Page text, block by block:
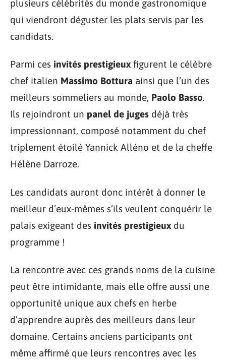
plusieurs célébrités du monde gastronomique
qui viendront déguster les plats servis par les
candidats.
Parmi ces invités prestigieux figurent le célèbre
chef italien Massimo Bottura ainsi que l’un des
meilleurs sommeliers au monde, Paolo Basso.
Ils rejoindront un panel de juges déjà très
impressionnant, composé notamment du chef
triplement étoilé Yannick Alléno et de la cheffe
Hélène Darroze.
Les candidats auront donc intérêt à donner le
meilleur d’eux-mêmes s’ils veulent conquérir le
palais exigeant des invités prestigieux du
programme !
La rencontre avec ces grands noms de la cuisine
peut être intimidante, mais elle offre aussi une
opportunité unique aux chefs en herbe
d’apprendre auprès des meilleurs dans leur
domaine. Certains anciens participants ont
même affirmé que leurs rencontres avec les